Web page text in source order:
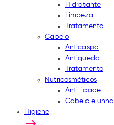
Hidratante
Limpeza
Tratamento
Cabelo
Anticaspa
Antiqueda
Tratamento
Nutricosméticos
Anti-idade
Cabelo e unha
Higiene